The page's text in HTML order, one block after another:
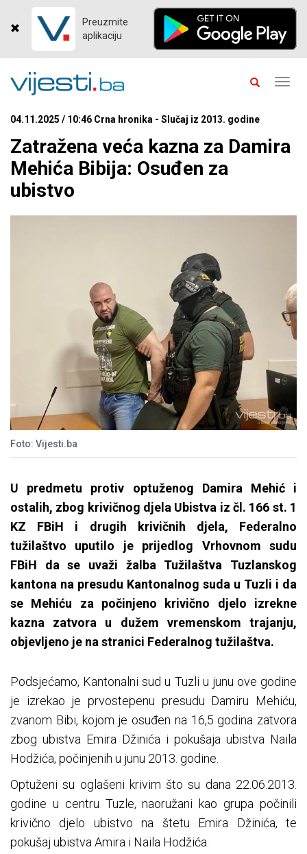
Preuzmite
aplikaciju
04.11.2025 / 10:46 Crna hronika - Slučaj iz 2013. godine
Zatražena veća kazna za Damira
Mehića Bibija: Osuđen za
ubistvo
Foto: Vijesti.ba
U predmetu protiv optuženog Damira Mehić i
ostalih, zbog krivičnog djela Ubistva iz čl. 166 st. 1
KZ FBiH i drugih krivičnih djela, Federalno
tužilaštvo uputilo je prijedlog Vrhovnom sudu
FBiH da se uvaži žalba Tužilaštva Tuzlanskog
kantona na presudu Kantonalnog suda u Tuzli i da
se Mehiću za počinjeno krivično djelo izrekne
kazna zatvora u dužem vremenskom trajanju,
objevljeno je na stranici Federalnog tužilaštva.
Podsjećamo, Kantonalni sud u Tuzli u junu ove godine
je izrekao je prvostepenu presudu Damiru Mehiću,
zvanom Bibi, kojom je osuđen na 16,5 godina zatvora
zbog ubistva Emira Džinića i pokušaja ubistva Naila
Hodžića, počinjenih u junu 2013. godine.
Optuženi su oglašeni krivim što su dana 22.06.2013.
godine u centru Tuzle, naoružani kao grupa počinili
krivično djelo ubistvo na štetu Emira Džinića, te
pokušaj ubistva Amira i Naila Hodžića.